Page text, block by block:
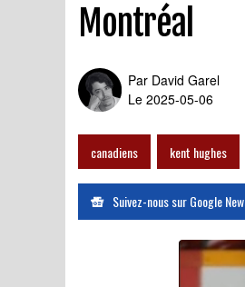
Montréal
Par David Garel
Le 2025-05-06
canadiens kent hughes
Suivez-nous sur Google